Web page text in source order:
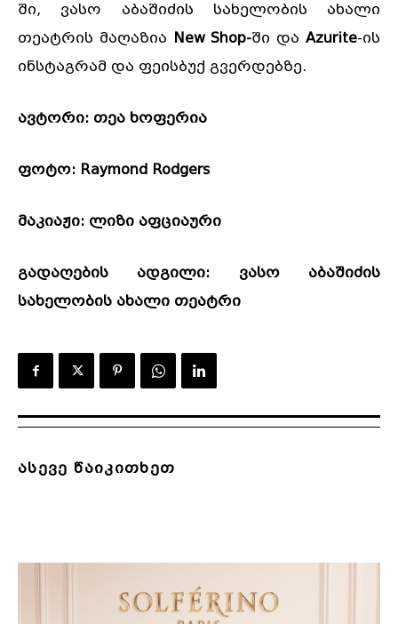
ში, ვასო აბაშიძის სახელობის ახალი
თეატრის მაღაზია
New Shop-ში დაAzurite-ის
ინსტაგრამ და ფეისბუქ გვერდებზე.
ავტორი: თეა ხოფერია
ფოტო: Raymond Rodgers
მაკიაჟი: ლიზი აფციაური
გადაღების ადგილი: ვასო აბაშიძის
სახელობის ახალი თეატრი
ასევე წაიკითხეთ